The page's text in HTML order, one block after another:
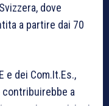
dove
a partire dai 70
e dei Com.It.Es.,
a